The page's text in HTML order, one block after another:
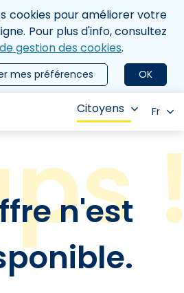
cookies pour améliorer votre
Pour plus d'info, consultez
gestion des cookies.
OK
mes préférences
Citoyens Fr
n'est